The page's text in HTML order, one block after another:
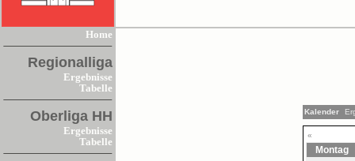
Home
Regionalliga
Ergebnisse
Tabelle
Oberliga HH
Ergebnisse
Tabelle
Kalender
«
Montag